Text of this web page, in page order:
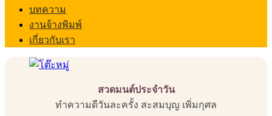
บทความ
งานจ้างพิมพ์
เกี่ยวกับเรา
สวดมนต์ประจำวัน
ทำความดีวันละครั้ง สะสมบุญ เพิ่มกุศล